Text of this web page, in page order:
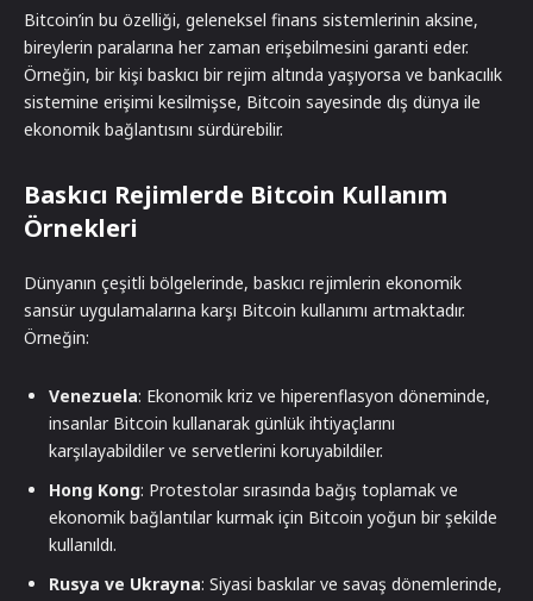
Bitcoin’in bu özelliği, geleneksel finans sistemlerinin aksine,
bireylerin paralarına her zaman erişebilmesini garanti eder.
Örneğin, bir kişi baskıcı bir rejim altında yaşıyorsa ve bankacılık
sistemine erişimi kesilmişse, Bitcoin sayesinde dış dünya ile
ekonomik bağlantısını sürdürebilir.
Baskıcı Rejimlerde Bitcoin Kullanım
Örnekleri
Dünyanın çeşitli bölgelerinde, baskıcı rejimlerin ekonomik
sansür uygulamalarına karşı Bitcoin kullanımı artmaktadır.
Örneğin:
Venezuela: Ekonomik kriz ve hiperenflasyon döneminde,
insanlar Bitcoin kullanarak günlük ihtiyaçlarını
karşılayabildiler ve servetlerini koruyabildiler.
Hong Kong: Protestolar sırasında bağış toplamak ve
ekonomik bağlantılar kurmak için Bitcoin yoğun bir şekilde
kullanıldı.
Rusya ve Ukrayna: Siyasi baskılar ve savaş dönemlerinde,